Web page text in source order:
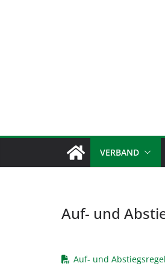
VERBAND
Auf- und
Auf- und